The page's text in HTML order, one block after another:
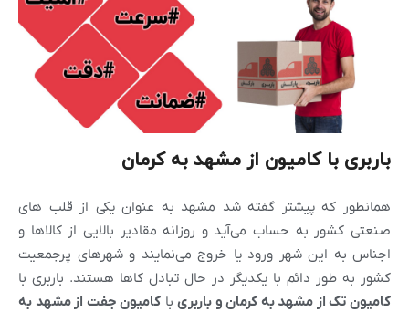
باربری با کامیون از مشهد به کرمان
همانطور که پیشتر گفته شد مشهد به عنوان یکی از قلب های
صنعتی کشور به حساب می‌آید و روزانه مقادیر بالایی از کالاها و
اجناس به این شهر ورود یا خروج می‌نمایند و شهرهای پرجمعیت
کشور به طور دائم با یکدیگر در حال تبادل کاها هستند. باربری با
کامیون تک از مشهدبه کرمان و باربریبا کامیون جفت ازمشهد به